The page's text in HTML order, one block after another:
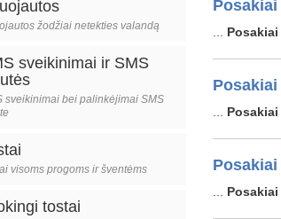
žodžiai netekties valandą
sveikinimai ir SMS
sveikinimai bei palinkėjimai SMS
visoms progoms ir šventėms
tostai
Posakiai
Posakiai
Posakiai
Posakiai
Posakiai
Posakiai